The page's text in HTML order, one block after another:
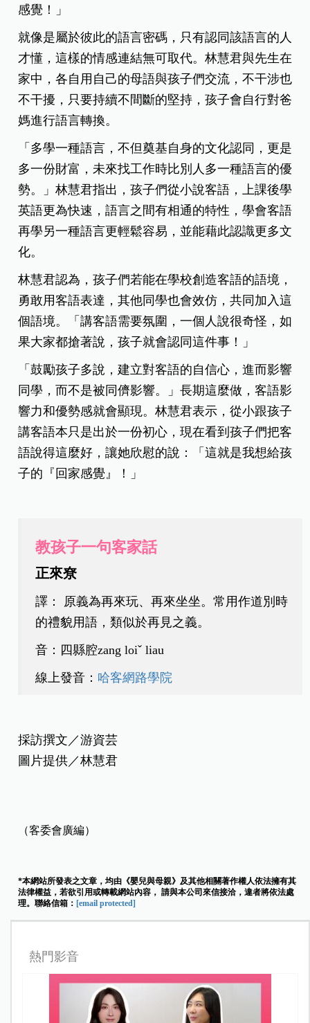
感覺！」
就像是屬於彼此的語言密碼，只有認同該語言的人
才懂，這樣的情感連結無可取代。林慧君與先生在
家中，各自用自己的母語與孩子們交流，不干涉也
不干擾，只要持續不間斷的堅持，孩子會自行對爸
媽進行語言轉換。
「多學一種語言，不但奠基自身的文化認同，更是
多一份財富，未來找工作時比別人多一種語言的優
勢。」林慧君指出，孩子們從小說客語，上課後學
英語更為快速，語言之間有相通的特性，學會客語
再學另一種語言更輕鬆容易，並能藉此認識更多文
化。
林慧君認為，孩子們若能在學校創造客語的語境，
勇敢用客語表達，其他同學也會效仿，共同加入這
個語境。「講客語需要氛圍，一個人說很奇怪，如
果大家都搶著說，孩子就會認同這件事！」
「鼓勵孩子多說，建立對客語的自信心，進而影響
同學，而不是被同儕影響。」長期這麼做，客語影
響力和優勢感就會顯現。林慧君表示，從小跟孩子
講客語本只是出於一份初心，現在看到孩子們把客
語說得這麼好，讓她欣慰的說：「這就是我想給孩
子的『回家感覺』！」
教孩子一句客家話
正來尞
譯： 原義為再來玩、再來坐坐。常用作道別時
的禮貌用語，類似於再見之義。
音：四縣腔zang loiˇ liau
線上發音： 哈客網路學院
採訪撰文／游資芸
圖片提供／林慧君
（客委會廣編）
*本網站所發表之文章，均由《嬰兒與母親》及其他相關著作權人依法擁有其
法律權益，若欲引用或轉載網站內容， 請與本公司來信接洽，違者將依法處
理。聯絡信箱： [email protected]
熱門影音